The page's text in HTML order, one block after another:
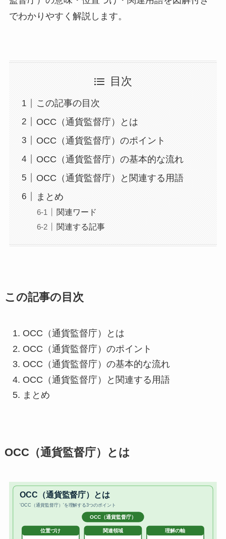
でわかりやすく解説します。
目次
この記事の目次
OCC（通貨監督庁）とは
OCC（通貨監督庁）のポイント
OCC（通貨監督庁）の基本的な流れ
OCC（通貨監督庁）と関連する用語
まとめ
関連ワード
関連する記事
この記事の目次
OCC（通貨監督庁）とは
OCC（通貨監督庁）のポイント
OCC（通貨監督庁）の基本的な流れ
OCC（通貨監督庁）と関連する用語
まとめ
OCC（通貨監督庁）とは